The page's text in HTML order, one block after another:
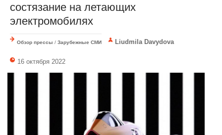
состязание на летающих
электромобилях
Обзор прессы / Зарубежные СМИ Liudmila Davydova
16 октября 2022